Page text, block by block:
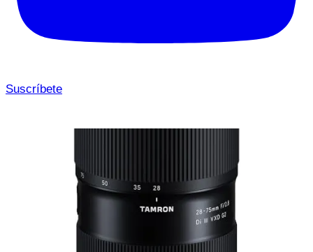
Suscríbete